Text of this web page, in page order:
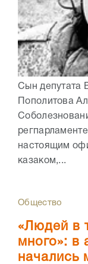
Сын депутата
Пополитова
настоящим
казаком,...
Общество
«Людей в
много»: в
начались